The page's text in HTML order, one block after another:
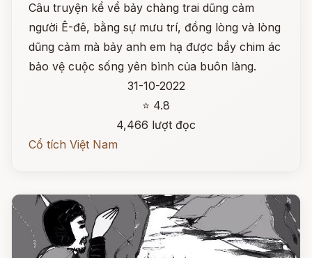
Câu truyện kể vể bảy chàng trai dũng cảm
người Ê-đê, bằng sự mưu trí, đồng lòng và lòng
dũng cảm mà bảy anh em hạ được bầy chim ác
bảo vệ cuộc sống yên bình của buôn làng.
31-10-2022
⭐ 4.8
4,466 lượt đọc
Cổ tích Việt Nam